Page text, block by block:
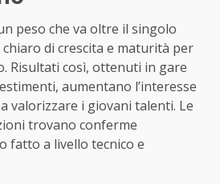
peso che va oltre il singolo
chiaro di crescita e maturità per
Risultati così, ottenuti in gare
aumentano l’interesse
valorizzare i giovani talenti. Le
trovano conferme
fatto a livello tecnico e